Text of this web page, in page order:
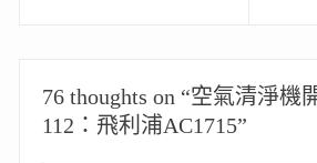
76 thoughts on “空氣清淨機
112：飛利浦AC1715”